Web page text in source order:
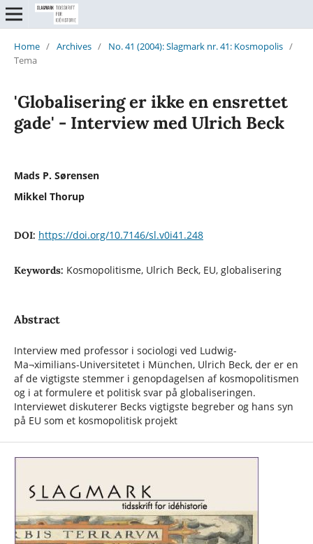
Home / Archives / No. 41 (2004): Slagmark nr. 41: Kosmopolis /
Tema
'Globalisering er ikke en ensrettet
gade' - Interview med Ulrich Beck
Mads P. Sørensen
Mikkel Thorup
DOI: https://doi.org/10.7146/sl.v0i41.248
Keywords: Kosmopolitisme, Ulrich Beck, EU, globalisering
Abstract
Interview med professor i sociologi ved Ludwig-
Ma¬ximilians-Universitetet i München, Ulrich Beck, der er en
af de vigtigste stemmer i genopdagelsen af kosmopolitismen
og i at formulere et politisk svar på globaliseringen.
Interviewet diskuterer Becks vigtigste begreber og hans syn
på EU som et kosmopolitisk projekt